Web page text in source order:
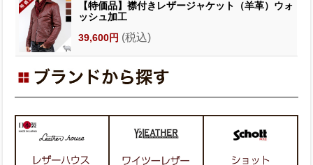
【特価品】襟付きレザージャケット（羊革）ウォ
ッシュ加工
39,600円 (税込)